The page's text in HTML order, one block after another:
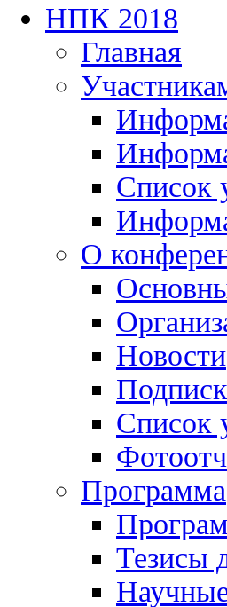
НПК 2018
Главная
Список
О
Новости
Список
Программа
Тезисы